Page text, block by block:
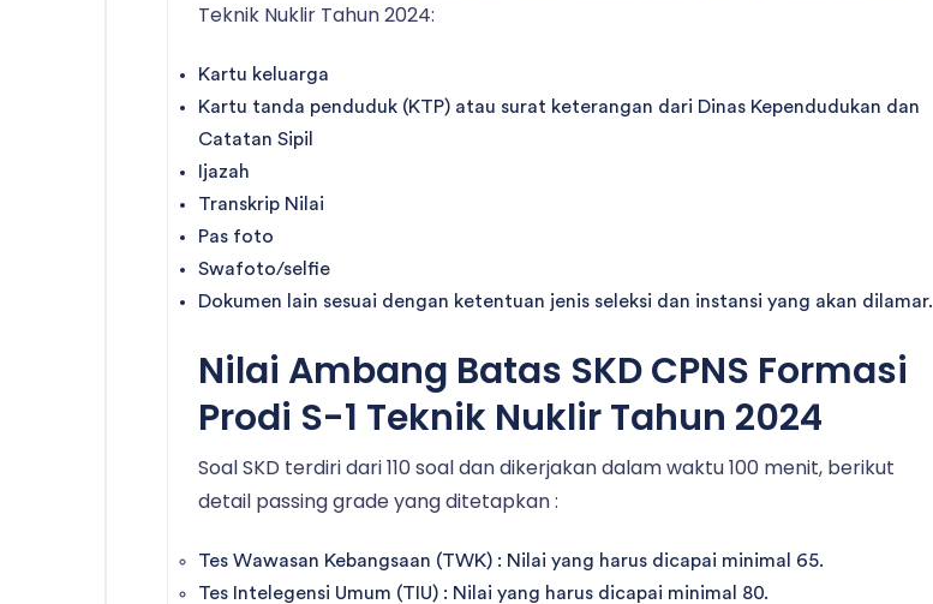
Teknik Nuklir Tahun 2024:
Kartu keluarga
Kartu tanda penduduk (KTP) atau surat keterangan dari Dinas Kependudukan dan
Catatan Sipil
Ijazah
Transkrip Nilai
Pas foto
Swafoto/selfie
Dokumen lain sesuai dengan ketentuan jenis seleksi dan instansi yang akan dilamar.
Nilai Ambang Batas SKD CPNS Formasi
Prodi S-1 Teknik Nuklir Tahun 2024
Soal SKD terdiri dari 110 soal dan dikerjakan dalam waktu 100 menit, berikut
detail passing grade yang ditetapkan :
Tes Wawasan Kebangsaan (TWK) : Nilai yang harus dicapai minimal 65.
Tes Intelegensi Umum (TIU) : Nilai yang harus dicapai minimal 80.